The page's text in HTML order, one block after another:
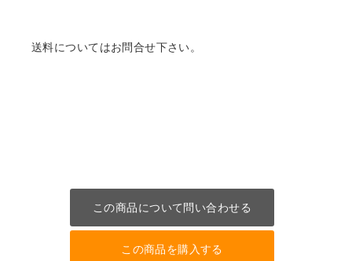
送料についてはお問合せ下さい。
この商品について問い合わせる
この商品を購入する